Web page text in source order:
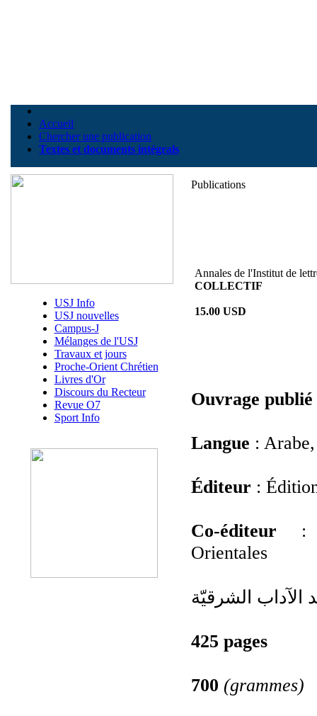
Accueil
Chercher une publication
Textes et documents intégrals
USJ Info
USJ nouvelles
Campus-J
Mélanges de l'USJ
Travaux et jours
Proche-Orient Chrétien
Livres d'Or
Discours du Recteur
Revue O7
Sport Info
Publications
Annales de l'Institut de
COLLECTIF
15.00 USD
Ouvrage publié
Langue :
Éditeur :
Co-éditeur :
Orientales
الآداب الشرقيّة
425 pages
700 (grammes)